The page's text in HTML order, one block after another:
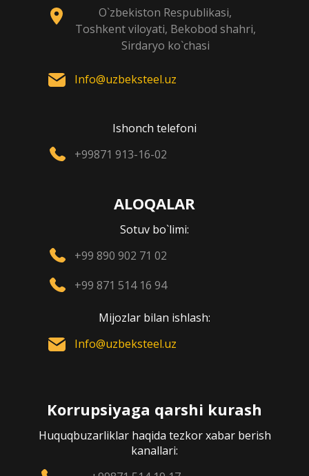
O`zbekiston Respublikasi,
Toshkent viloyati, Bekobod shahri,
Sirdaryo ko`chasi
Info@uzbeksteel.uz
Ishonch telefoni
+99871 913-16-02
ALOQALAR
Sotuv bo`limi:
+99 890 902 71 02
+99 871 514 16 94
Mijozlar bilan ishlash:
Info@uzbeksteel.uz
Korrupsiyaga qarshi kurash
Huquqbuzarliklar haqida tezkor xabar berish
kanallari: